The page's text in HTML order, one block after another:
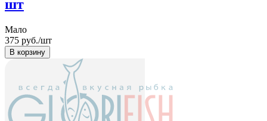
шт
Мало
375 руб./шт